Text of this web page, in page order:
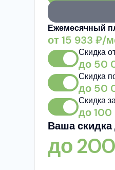
Ежемесячный
от15 933 ₽/
Скидка
до 50
Скидка
до 50
Скидка
до
Ваша скидка
до